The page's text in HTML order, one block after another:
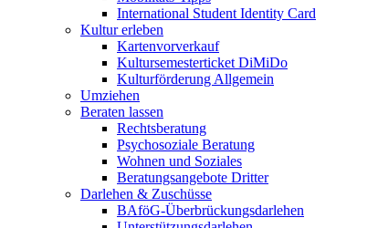
International Student Identity Card
Kultur erleben
Kartenvorverkauf
Kultursemesterticket DiMiDo
Kulturförderung Allgemein
Umziehen
Beraten lassen
Rechtsberatung
Psychosoziale Beratung
Wohnen und Soziales
Beratungsangebote Dritter
Darlehen & Zuschüsse
BAföG-Überbrückungsdarlehen